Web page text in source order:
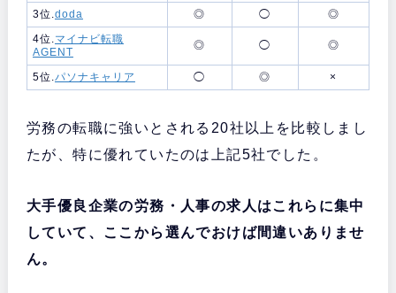
3位. doda ◎ ◯
◎
4位. マイナビ転職
AGENT
◎ ◯ ◎
5位. パソナキャリア ◯ ◎ ×
労務の転職に強いとされる20社以上を比較しまし
たが、特に優れていたのは上記5社でした。
大手優良企業の労務・人事の求人はこれらに集中
していて、ここから選んでおけば間違いありませ
ん。